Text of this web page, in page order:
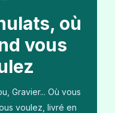
où
vous
Gravier... Où vous
voulez, livré en